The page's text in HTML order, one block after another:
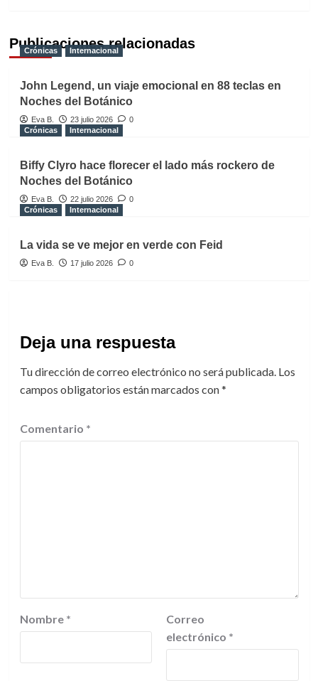
Publicaciones relacionadas
Crónicas Internacional
John Legend, un viaje emocional en 88 teclas en
Noches del Botánico
Eva B. 23 julio 2026
0
Crónicas
Internacional
Biffy Clyro hace florecer el lado más rockero de
Noches del Botánico
Eva B. 22 julio 2026
0
Crónicas
Internacional
La vida se ve mejor en verde con Feid
Eva B. 17 julio 2026 0
Deja una respuesta
Tu dirección de correo electrónico no será publicada. Los
campos obligatorios están marcados con*
Comentario *
Nombre *
Correo
electrónico *